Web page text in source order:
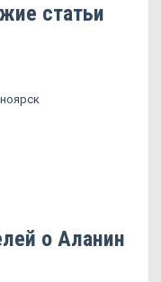
статьи
о Аланин